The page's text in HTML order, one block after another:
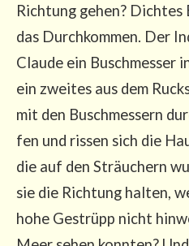
Rich­tung gehen?
das Durch­kom­men. Der
Clau­de ein Busch­mes­ser
ein zwei­tes aus dem
mit den Busch­mes­sern
fen und ris­sen sich die
die auf den Sträu­chern
sie die Rich­tung hal­ten,
ho­he Gestrüpp nicht